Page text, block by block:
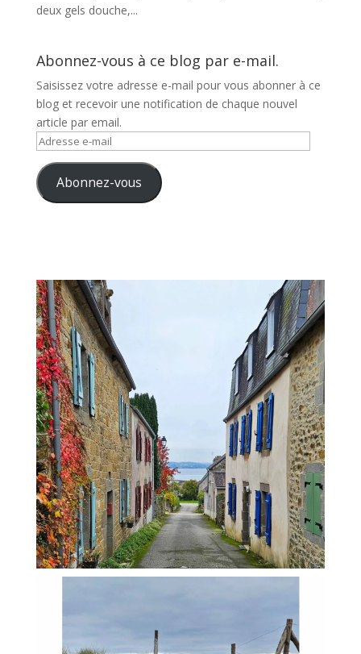
deux gels douche,...
Abonnez-vous à ce blog par e-mail.
Saisissez votre adresse e-mail pour vous abonner à ce
blog et recevoir une notification de chaque nouvel
article par email.
Adresse
mail Abonnez-vous